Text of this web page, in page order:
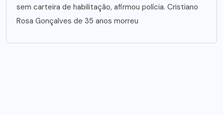
sem carteira de habilitação, afirmou polícia. Cristiano
Rosa Gonçalves de 35 anos morreu